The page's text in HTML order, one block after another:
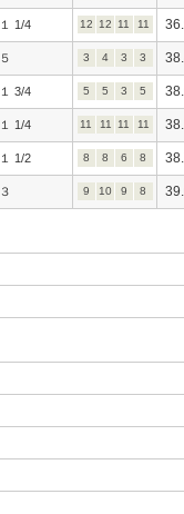
１ 1/4 12 12 11 11
５ 3 4 3 3
１ 3/4 5 5 3 5
１ 1/4 11 11 11 11
１ 1/2 8 8 6 8
３ 9 10 9 8